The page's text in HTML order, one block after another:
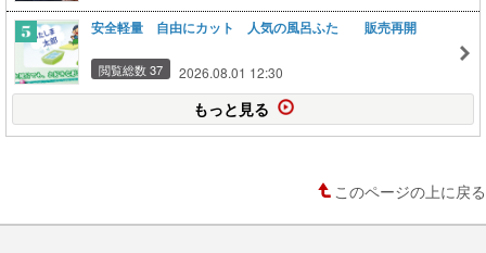
安全軽量 自由にカット 人気の風呂ふた 販売再開
閲覧総数 37 2026.08.01 12:30
もっと見る
このページの上に戻る